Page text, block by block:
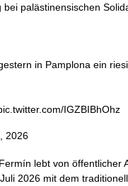
palästinensischen
in Pamplona ein
IGZBIBhOhz
2026
lebt von öffentlicher
2026 mit dem